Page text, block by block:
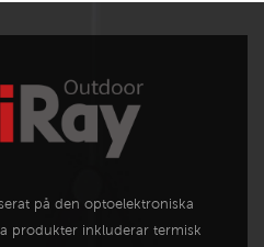
på den optoelektroniska
produkter inkluderar termisk